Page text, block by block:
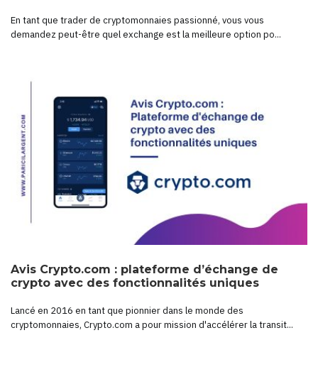
En tant que trader de cryptomonnaies passionné, vous vous
demandez peut-être quel exchange est la meilleure option po...
Avis Crypto.com : plateforme d’échange de
crypto avec des fonctionnalités uniques
Lancé en 2016 en tant que pionnier dans le monde des
cryptomonnaies, Crypto.com a pour mission d'accélérer la transit...